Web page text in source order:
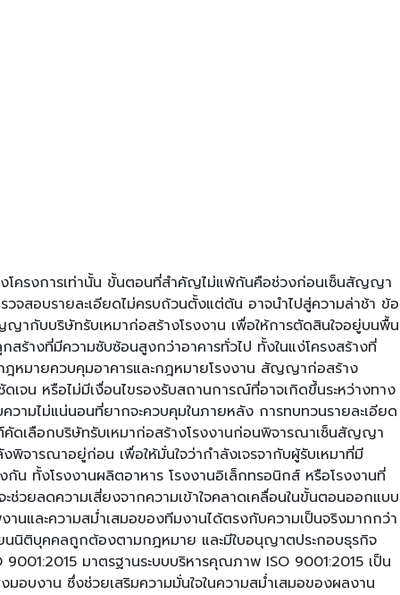
งโครงการเท่านั้น ขั้นตอนที่สำคัญไม่แพ้กันคือช่วงก่อนเซ็นสัญญา
จสอบรายละเอียดไม่ครบถ้วนตั้งแต่ต้น อาจนำไปสู่ความล่าช้า ข้อ
ากับบริษัทรับเหมาก่อสร้างโรงงาน เพื่อให้การตัดสินใจอยู่บนพื้น
ร้างที่มีความซับซ้อนสูงกว่าอาคารทั่วไป ทั้งในแง่โครงสร้างที่
ฎหมายควบคุมอาคารและกฎหมายโรงงาน สัญญาก่อสร้าง
จน หรือไม่มีเงื่อนไขรองรับสถานการณ์ที่อาจเกิดขึ้นระหว่างทาง
ามไม่แน่นอนที่ยากจะควบคุมในภายหลัง การทบทวนรายละเอียด
ดเลือกบริษัทรับเหมาก่อสร้างโรงงานก่อนพิจารณาเซ็นสัญญา
ารณาอยู่ก่อน เพื่อให้มั่นใจว่ากำลังเจรจากับผู้รับเหมาที่มี
น ทั้งโรงงานผลิตอาหาร โรงงานอิเล็กทรอนิกส์ หรือโรงงานที่
วยลดความเสี่ยงจากความเข้าใจคลาดเคลื่อนในขั้นตอนออกแบบ
และความสม่ำเสมอของทีมงานได้ตรงกับความเป็นจริงมากกว่า
นนิติบุคคลถูกต้องตามกฎหมาย และมีใบอนุญาตประกอบธุรกิจ
มาตรฐานระบบบริหารคุณภาพ ISO 9001:2015 เป็น
บงาน ซึ่งช่วยเสริมความมั่นใจในความสม่ำเสมอของผลงาน